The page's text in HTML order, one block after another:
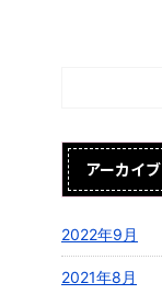
アーカイブ
2022年9月
2021年8月